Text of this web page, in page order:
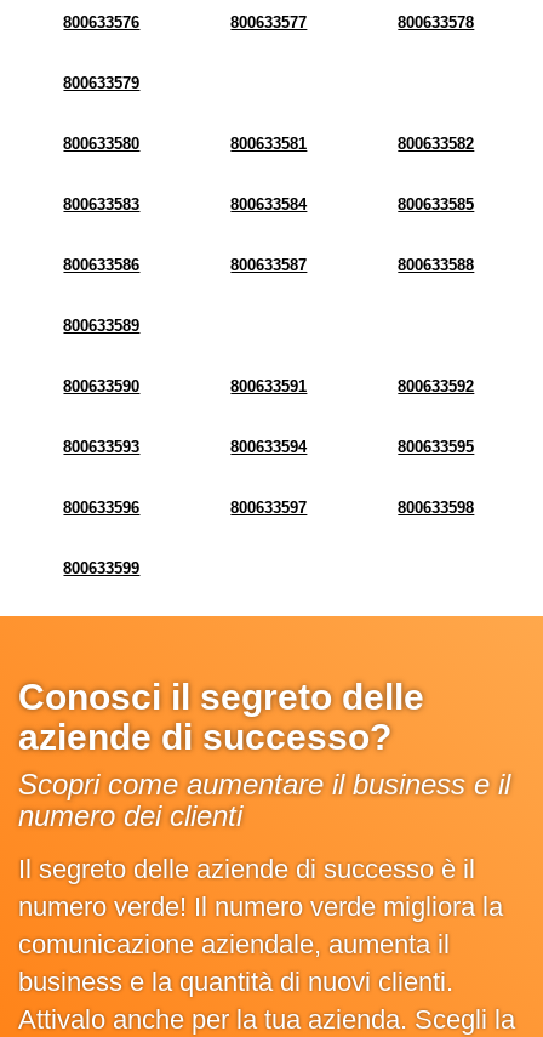
800633576 800633577 800633578
800633579
800633580 800633581 800633582
800633583 800633584 800633585
800633586 800633587 800633588
800633589
800633590 800633591 800633592
800633593 800633594 800633595
800633596 800633597 800633598
800633599
Conosci il segreto delle
aziende di successo?
Scopri come aumentare il business e il
numero dei clienti
Il segreto delle aziende di successo è il
numero verde! Il numero verde migliora la
comunicazione aziendale, aumenta il
business e la quantità di nuovi clienti.
Attivalo anche per la tua azienda. Scegli la